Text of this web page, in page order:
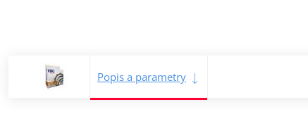
Popis a parametry